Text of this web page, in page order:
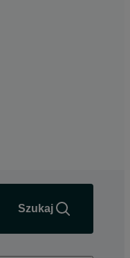
Szukaj